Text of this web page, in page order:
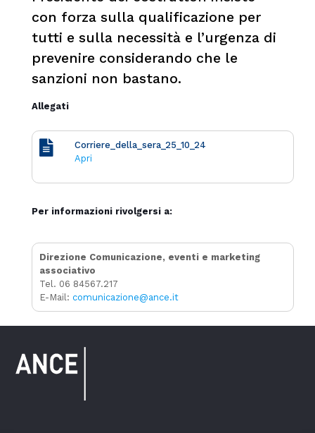
con forza sulla qualificazione per
tutti e sulla necessità e l’urgenza di
prevenire considerando che le
sanzioni non bastano.
Allegati
Corriere_della_sera_25_10_24
Apri
Per informazioni rivolgersi a:
Direzione Comunicazione, eventi e marketing
associativo
Tel. 06 84567.217
E-Mail: comunicazione@ance.it